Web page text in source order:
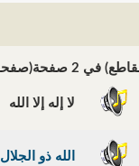
لا إله إلا الله
الله ذو الجلال